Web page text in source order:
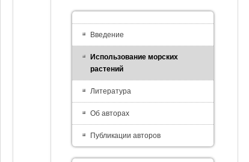
Введение
Использование морских
растений
Литература
Об авторах
Публикации авторов